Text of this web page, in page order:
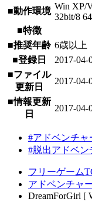
■動作環境 Win XP/
32bit/8
■特徴
■推奨年齢 6歳以上
■登録日
2017-04-
■ファイル
更新日
2017-04-
■情報更新
日
2017-04-
#アドベンチャ
#脱出アドベン
フリーゲーム
アドベンチャ
DreamForGirl [